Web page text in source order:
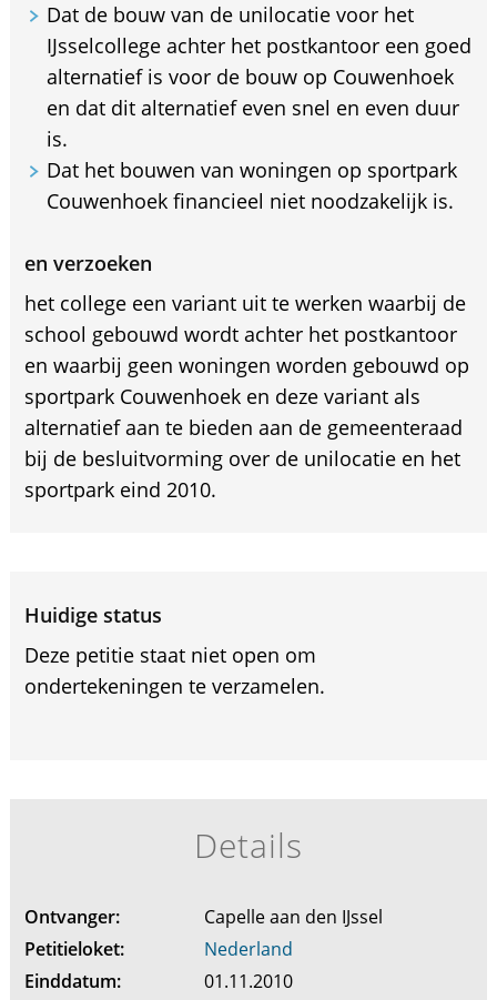
Dat de bouw van de unilocatie voor het
IJsselcollege achter het postkantoor een goed
alternatief is voor de bouw op Couwenhoek
en dat dit alternatief even snel en even duur
is.
Dat het bouwen van woningen op sportpark
Couwenhoek financieel niet noodzakelijk is.
en verzoeken
het college een variant uit te werken waarbij de
school gebouwd wordt achter het postkantoor
en waarbij geen woningen worden gebouwd op
sportpark Couwenhoek en deze variant als
alternatief aan te bieden aan de gemeenteraad
bij de besluitvorming over de unilocatie en het
sportpark eind 2010.
Huidige status
Deze petitie staat niet open om
ondertekeningen te verzamelen.
Details
Ontvanger:
Capelle aan den IJssel
Petitieloket:
Nederland
Einddatum:
01.11.2010